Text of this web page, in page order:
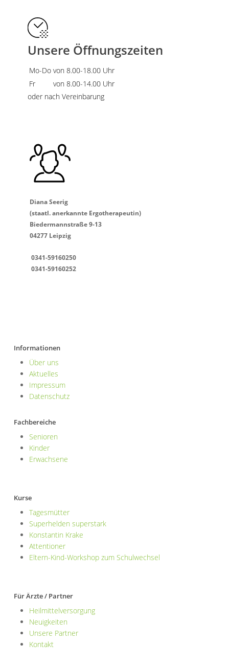
Unsere Öffnungszeiten
Mo-Do von 8.00-18.00 Uhr
Fr
von 8.00-14.00 Uhr
oder nach Vereinbarung
Diana Seerig
(staatl. anerkannte Ergotherapeutin)
Biedermannstraße 9-13
04277 Leipzig
0341-59160250
0341-59160252
Informationen
Über uns
Aktuelles
Impressum
Datenschutz
Fachbereiche
Senioren
Kinder
Erwachsene
Kurse
Tagesmütter
Superhelden superstark
Konstantin Krake
Attentioner
Eltern-Kind-Workshop zum Schulwechsel
Für Ärzte / Partner
Heilmittelversorgung
Neuigkeiten
Unsere Partner
Kontakt